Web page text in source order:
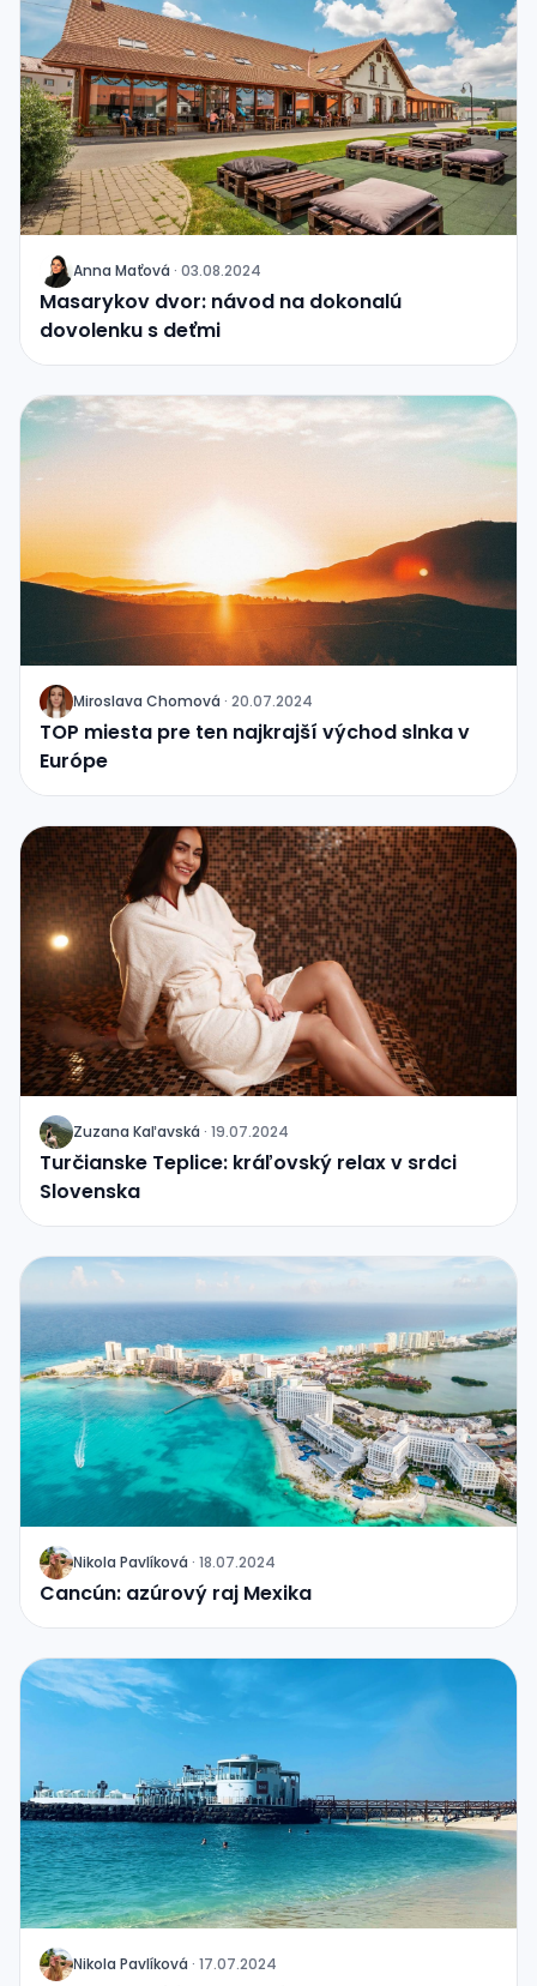
J Anna Maťová · 03.08.2024
Masarykov dvor: návod na dokonalú
dovolenku s deťmi
J Miroslava Chomová · 20.07.2024
TOP miesta pre ten najkrajší východ slnka v
Európe
J Zuzana Kaľavská · 19.07.2024
Turčianske Teplice: kráľovský relax v srdci
Slovenska
J Nikola Pavlíková · 18.07.2024
Cancún: azúrový raj Mexika
J Nikola Pavlíková · 17.07.2024